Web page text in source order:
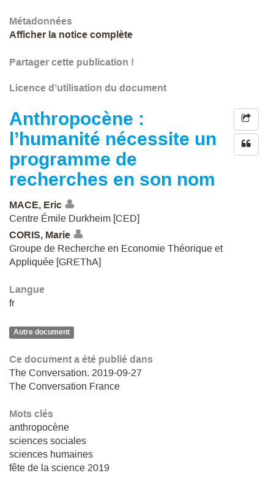
Métadonnées
Afficher la notice complète
Partager cette publication !
Licence d’utilisation du document
Anthropocène :
l’humanité nécessite un
programme de
recherches en son nom
MACE, Eric
Centre Émile Durkheim [CED]
CORIS, Marie
Groupe de Recherche en Economie Théorique et
Appliquée [GREThA]
Langue
fr
Autre document
Ce document a été publié dans
The Conversation. 2019-09-27
The Conversation France
Mots clés
anthropocène
sciences sociales
sciences humaines
fête de la science 2019